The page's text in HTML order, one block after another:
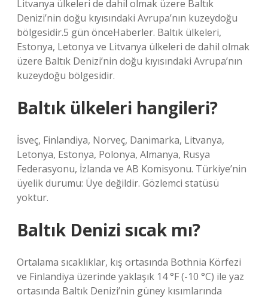
Litvanya ülkeleri de dahil olmak üzere Baltık
Denizi’nin doğu kıyısındaki Avrupa’nın kuzeydoğu
bölgesidir.5 gün önceHaberler. Baltık ülkeleri,
Estonya, Letonya ve Litvanya ülkeleri de dahil olmak
üzere Baltık Denizi’nin doğu kıyısındaki Avrupa’nın
kuzeydoğu bölgesidir.
Baltık ülkeleri hangileri?
İsveç, Finlandiya, Norveç, Danimarka, Litvanya,
Letonya, Estonya, Polonya, Almanya, Rusya
Federasyonu, İzlanda ve AB Komisyonu. Türkiye’nin
üyelik durumu: Üye değildir. Gözlemci statüsü
yoktur.
Baltık Denizi sıcak mı?
Ortalama sıcaklıklar, kış ortasında Bothnia Körfezi
ve Finlandiya üzerinde yaklaşık 14 °F (-10 °C) ile yaz
ortasında Baltık Denizi’nin güney kısımlarında